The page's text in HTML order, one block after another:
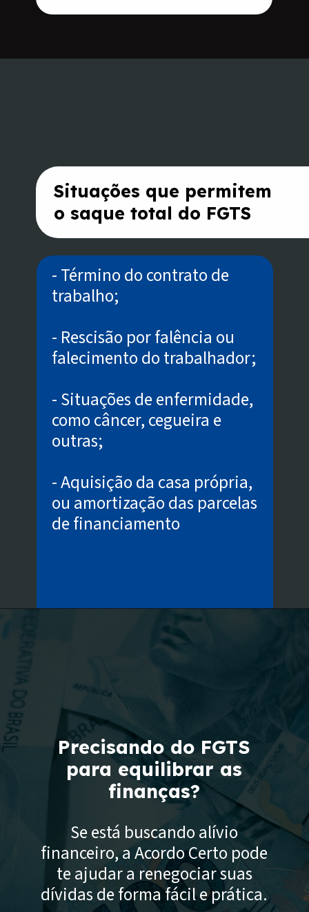
- Término do contrato de
trabalho;
- Rescisão por falência ou
falecimento do trabalhador;
- Situações de enfermidade,
como câncer, cegueira e
outras;
- Aquisição da casa própria,
ou amortização das parcelas
de financiamento
Situações que permitem
o saque total do FGTS
Precisando do FGTS
para equilibrar as
finanças?
Se está buscando alívio
financeiro, a Acordo Certo pode
te ajudar a renegociar suas
dívidas de forma fácil e prática.